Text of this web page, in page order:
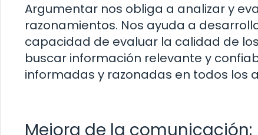
Argumentar nos obliga a analizar y
razonamientos. Nos ayuda a
capacidad de evaluar la calidad de
buscar información relevante y
informadas y razonadas en todos los
Mejora de la comunicación: